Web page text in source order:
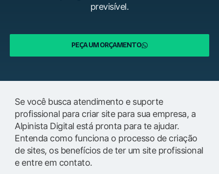
previsível.
PEÇA UM ORÇAMENTO
Se você busca atendimento e suporte
profissional para criar site para sua empresa, a
Alpinista Digital está pronta para te ajudar.
Entenda como funciona o processo de criação
de sites, os benefícios de ter um site profissional
e entre em contato.